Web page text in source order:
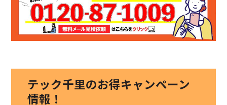
テック千里のお得キャンペーン
情報！